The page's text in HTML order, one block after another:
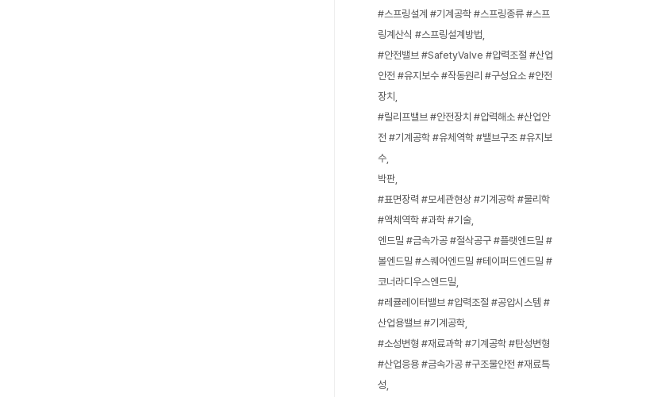
#스프링설계 #기계공학 #스프링종류 #스프
링계산식 #스프링설계방법
#안전밸브 #SafetyValve #압력조절 #산업
안전 #유지보수 #작동원리 #구성요소 #안전
장치
#릴리프밸브 #안전장치 #압력해소 #산업안
전 #기계공학 #유체역학 #밸브구조 #유지보
수
박판
#표면장력 #모세관현상 #기계공학 #물리학
#액체역학 #과학 #기술
엔드밀 #금속가공 #절삭공구 #플랫엔드밀 #
볼엔드밀 #스퀘어엔드밀 #테이퍼드엔드밀 #
코너라디우스엔드밀
#레큘레이터밸브 #압력조절 #공압시스템 #
산업용밸브 #기계공학
#소성변형 #재료과학 #기계공학 #탄성변형
#산업응용 #금속가공 #구조물안전 #재료특
성